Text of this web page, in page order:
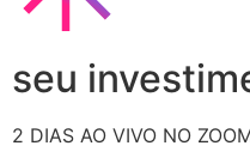
seu
2 DIAS AO VIVO NO